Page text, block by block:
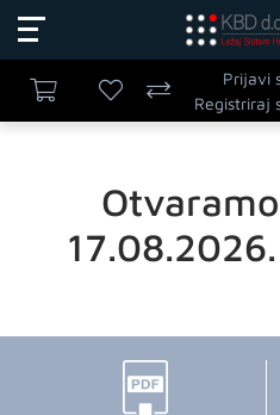
Prijavi
Registriraj